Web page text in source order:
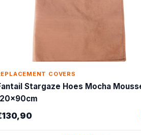
COVERS
Stargaze Hoes Mocha